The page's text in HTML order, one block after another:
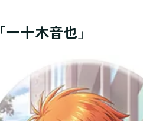
「一十木音也」